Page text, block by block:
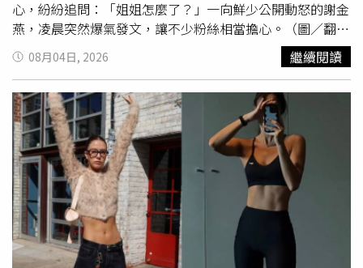
未來發生第二型糖尿病的風險也較高。妊娠高血壓恐影響母
嬰 發展成「子癲前症」狀況多妊娠高血壓指的是懷孕20週
後血壓高於一般正常值。廖翌喬醫師解釋，懷孕期間受黃體
素影響，全身血管會擴張，血壓理應要下降；如果胎盤血管
發育異常、胎盤功能下降，為了讓養分順利輸送給寶寶，媽
媽的身體可能會提高血壓代償，進而引發妊娠高血壓。由於
胎盤功能不佳影響養分供應，胎兒生長可能受限；若媽媽的
血壓持續難以控制，同時有蛋白尿、抽血報告異常，可能是
嚴重孕期併發症「子癲前症」，症狀包括劇烈頭痛、視力模
糊，甚至有肺水腫、肝衰竭等狀況，必要時需評估提前生
產。醫說明妊娠糖尿病、妊娠高血壓照護策略 子癲前症篩
檢助力預防廖翌喬醫師表示，若確診妊娠糖尿病或妊娠高血
壓，醫療團隊會依個別孕婦的狀況調整產檢頻率，持續追蹤
血糖、血壓、肝腎功能及胎兒生長情形，評估是否要安排胎
心，紛紛追問：「姐姐怎麼了？」一向鮮少公開動怒的謝金
燕，凌晨突然爆氣發文，讓不少粉絲相當擔心。（圖／翻攝
自Threads，jeanniehsieh___bbb）謝金燕在Threads寫
下：「我真的不是會隨便跟大家倒垃圾的人，但我真的想罵
髒話……Meta你ㄨㄨ蛋！」隨後又發文疑惑表示：「大家
都被Meta控制了嗎？」從字裡行間不難看出，她對這次事
件相當在意，也因此引發外界好奇，究竟是什麼原因，讓向
來情緒管理得宜的她忍不住公開爆氣。貼文曝光後，大批粉
絲立刻湧入留言區關心，有人詢問「Meta到底做了什
麼？」、「姐姐怎麼了？」、「發生什麼事了？」也有人笑
稱要化身「柯南」幫忙追查真相，更有粉絲打趣表示：「敢
欺負姐姐的人是不要命了嗎？」相關討論也迅速在社群平台
延燒。謝金燕疑似因Threads平台異常而動怒，相關貼文曝
光後引發網友熱烈討論。（圖／翻攝自Threads，
08月04日, 2026 繼續閱讀